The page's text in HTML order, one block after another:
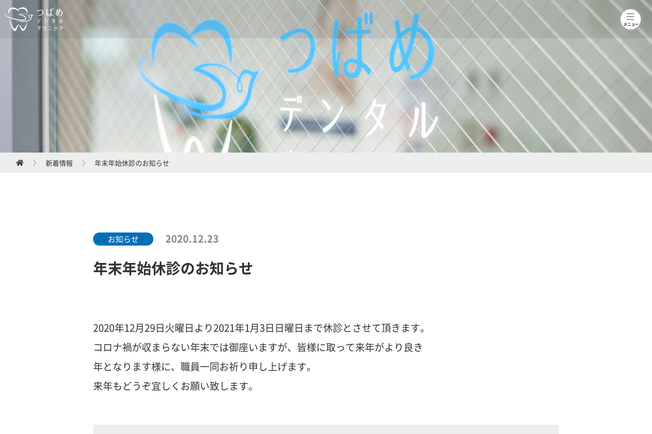
toggle
メニュー
新着情報 年末年始休診のお知らせ
お知らせ 2020.12.23
年末年始休診のお知らせ
2020年12月29日火曜日より2021年1月3日日曜日まで休診とさせて頂きます。
コロナ禍が収まらない年末では御座いますが、皆様に取って来年がより良き
年となります様に、職員一同お祈り申し上げます。
来年もどうぞ宜しくお願い致します。